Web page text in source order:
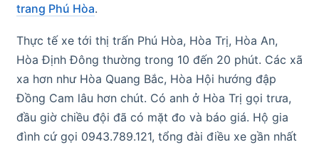
trang Phú Hòa.
Thực tế xe tới thị trấn Phú Hòa, Hòa Trị, Hòa An,
Hòa Định Đông thường trong 10 đến 20 phút. Các xã
xa hơn như Hòa Quang Bắc, Hòa Hội hướng đập
Đồng Cam lâu hơn chút. Có anh ở Hòa Trị gọi trưa,
đầu giờ chiều đội đã có mặt đo và báo giá. Hộ gia
đình cứ gọi 0943.789.121, tổng đài điều xe gần nhất